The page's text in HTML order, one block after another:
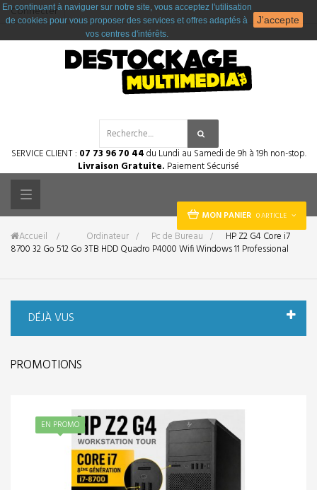
Connecter
MON PANIER 0 ARTICLE
SERVICE CLIENT : 07 73 96 70 44du Lundi au Samedi de 9h à 19h non-stop.
Livraison Gratuite. Paiement Sécurisé
Toggle
navigation
Accueil &gt; Ordinateur > Pc de Bureau >
HP Z2 G4 Core i7
8700 32 Go 512 Go 3TB HDD Quadro P4000 Wifi Windows 11 Professional
DÉJÀ VUS
PROMOTIONS
EN PROMO
En continuant à naviguer sur notre site, vous acceptez l'utilisation
de cookies pour vous proposer des services et offres adaptés à
vos centres d'intérêts.
J'accepte